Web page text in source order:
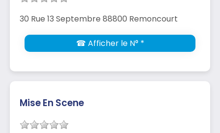
30 Rue 13 Septembre 88800 Remoncourt
☎ Afficher le N° *
Mise En Scene